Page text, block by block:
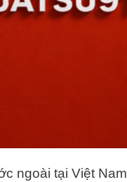
ngoài tại Việt Nam